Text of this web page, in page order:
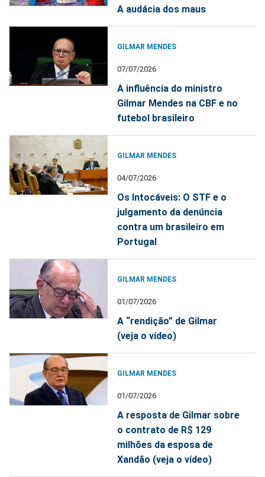
A audácia dos maus
GILMAR MENDES
07/07/2026
A influência do ministro
Gilmar Mendes na CBF e no
futebol brasileiro
GILMAR MENDES
04/07/2026
Os Intocáveis: O STF e o
julgamento da denúncia
contra um brasileiro em
Portugal
GILMAR MENDES
01/07/2026
A “rendição” de Gilmar
(veja o vídeo)
GILMAR MENDES
01/07/2026
A resposta de Gilmar sobre
o contrato de R$ 129
milhões da esposa de
Xandão (veja o vídeo)